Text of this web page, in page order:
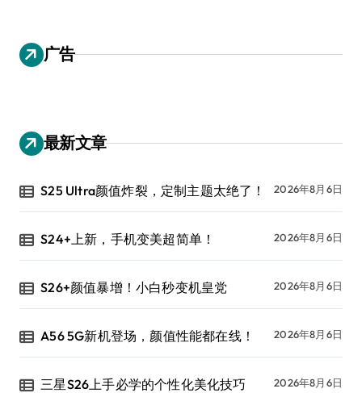
广告
最新文章
S25 Ultra颜值炸裂，定制主题太绝了！ 2026年8月6日
S24+上新，手机变美超简单！ 2026年8月6日
S26+颜值暴增！小白秒变机皇党 2026年8月6日
A56 5G新机登场，颜值性能都在线！ 2026年8月6日
三星S26上手必学的个性化美化技巧 2026年8月6日